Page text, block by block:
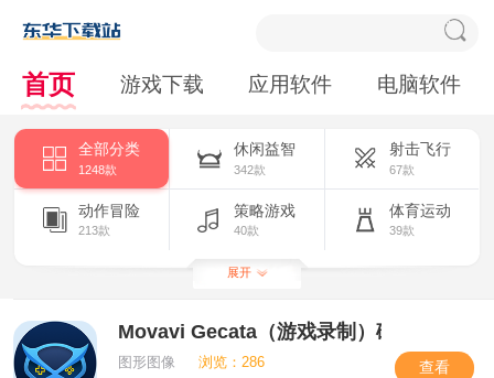
首页 游戏下载 应用软件 电脑软件
全部分类
1248款
休闲益智
342款
射击飞行
67款
动作冒险
213款
策略游戏
40款
体育运动
39款
模拟养成
其他游戏
33款
卡牌棋牌
展开
Movavi Gecata（游戏录制）破解免费版
图形图像
浏览：286
查看